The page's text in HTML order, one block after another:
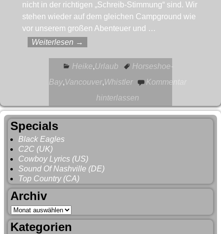
nicht in der richtigen „Schreib-Stimmung“ sind. Wir
stehen wieder auf dem gleichen Campground wie
vor unserem großen Abenteuer und …
Weiterlesen →
Heike,Urlaub
Horseshoe-
Bay,Vancouver, Whistler
Kommentar
hinterlassen
Specials
Black Eagles
C2C (UK)
Cowboy Lyrics (US)
Sound Of Nashville (DE)
Top Country (CA)
Archiv
Kategorien